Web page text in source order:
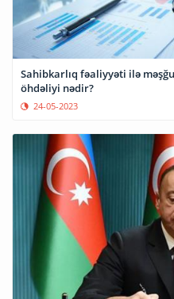
Sahibkarlıq fəaliyyəti ilə
öhdəliyi nədir?
24-05-2023